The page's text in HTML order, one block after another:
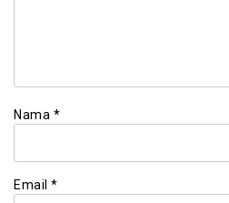
Nama *
Email *